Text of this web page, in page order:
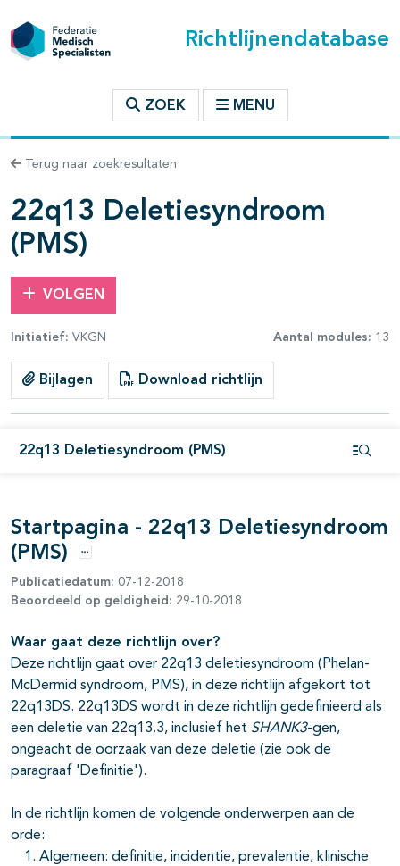
Richtlijnendatabase
ZOEK MENU
Terug naar zoekresultaten
22q13 Deletiesyndroom
(PMS)
VOLGEN
Initiatief: VKGN Aantal modules: 13
Bijlagen Download richtlijn
22q13 Deletiesyndroom (PMS)
binnen deze richtlijn
open- en dichtklappen
Startpagina - 22q13 Deletiesyndroom
(PMS)
Opties
Publicatiedatum: 07-12-2018
Beoordeeld op geldigheid: 29-10-2018
Waar gaat deze richtlijn over?
Deze richtlijn gaat over 22q13 deletiesyndroom (Phelan-
McDermid syndroom, PMS), in deze richtlijn afgekort tot
22q13DS. 22q13DS wordt in deze richtlijn gedefinieerd als
een deletie van 22q13.3, inclusief het SHANK3-gen,
ongeacht de oorzaak van deze deletie (zie ook de
paragraaf 'Definitie').
In de richtlijn komen de volgende onderwerpen aan de
orde:
Algemeen: definitie, incidentie, prevalentie, klinische